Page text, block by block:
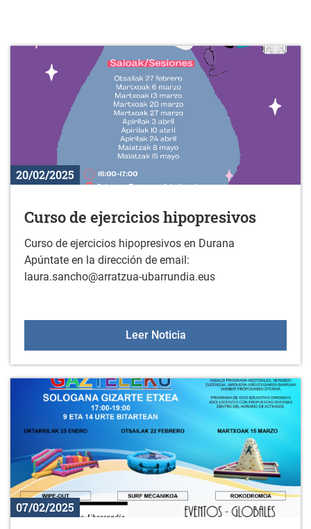
20/02/2025
Curso de ejercicios hipopresivos
Curso de ejercicios hipopresivos en Durana
Apúntate en la dirección de email:
laura.sancho@arratzua-ubarrundia.eus
Leer NoticiaCurso de ejercicios
07/02/2025